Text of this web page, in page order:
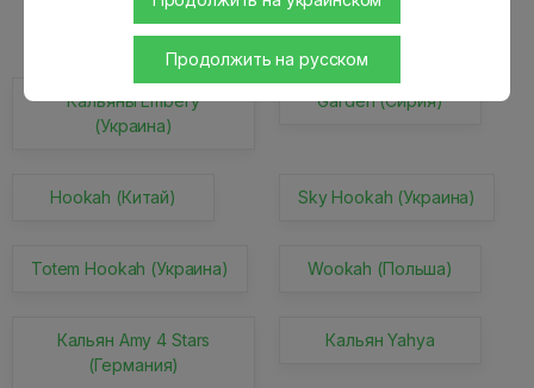
Продолжить на русском
3 4 5 6 7 8 9
Кальяны Embery
(Украина)
Garden (Сирия)
Hookah (Китай) Sky Hookah (Украина)
Totem Hookah (Украина) Wookah (Польша)
Кальян Amy 4 Stars
(Германия)
Кальян Yahya